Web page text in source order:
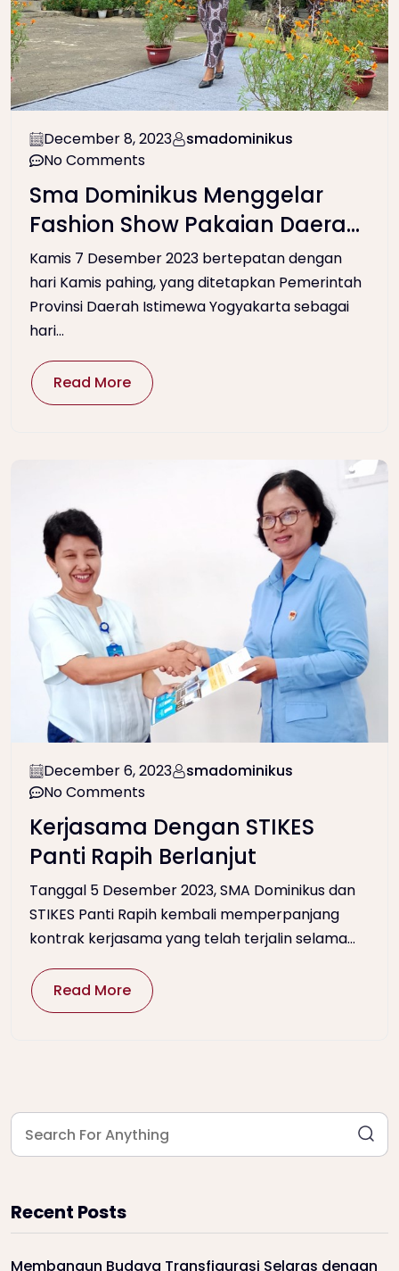
December 8, 2023
smadominikus
No Comments
Sma Dominikus Menggelar
Fashion Show Pakaian Daerah
Jogja
Kamis 7 Desember 2023 bertepatan dengan
hari Kamis pahing, yang ditetapkan Pemerintah
Provinsi Daerah Istimewa Yogyakarta sebagai
hari...
Read More
December 6, 2023
smadominikus
No Comments
Kerjasama Dengan STIKES
Panti Rapih Berlanjut
Tanggal 5 Desember 2023, SMA Dominikus dan
STIKES Panti Rapih kembali memperpanjang
kontrak kerjasama yang telah terjalin selama...
Read More
Recent Posts
Membangun Budaya Transfigurasi Selaras dengan